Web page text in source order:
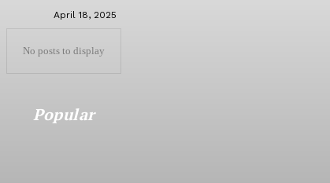
April 18, 2025
No posts to display
Popular